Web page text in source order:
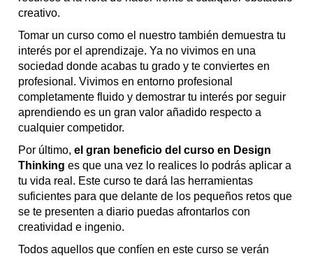
creativo.
Tomar un curso como el nuestro también demuestra tu
interés por el aprendizaje. Ya no vivimos en una
sociedad donde acabas tu grado y te conviertes en
profesional. Vivimos en entorno profesional
completamente fluido y demostrar tu interés por seguir
aprendiendo es un gran valor añadido respecto a
cualquier competidor.
Por último,el gran beneficio del curso en Design
Thinking es que una vez lo realices lo podrás aplicar a
tu vida real. Este curso te dará las herramientas
suficientes para que delante de los pequeños retos que
se te presenten a diario puedas afrontarlos con
creatividad e ingenio.
Todos aquellos que confíen en este curso se verán